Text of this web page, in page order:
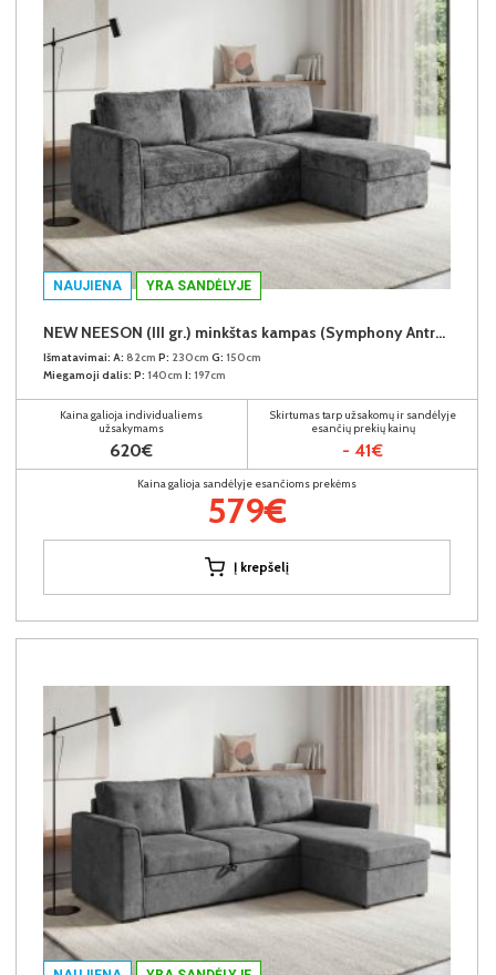
NAUJIENA YRA SANDĖLYJE
NEW NEESON (III gr.) minkštas kampas (Symphony Antracite-20)
Išmatavimai: A: 82cm P: 230cm G: 150cm
Miegamoji dalis: P: 140cm I: 197cm
Kaina galioja individualiems
užsakymams
620€
Skirtumas tarp užsakomų ir sandėlyje
esančių prekių kainų
- 41€
Kaina galioja sandėlyje esančioms prekėms
579€
Į krepšelį